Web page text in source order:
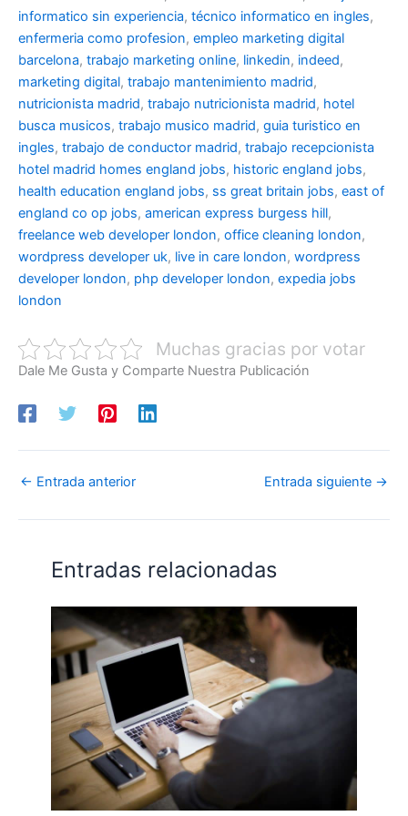
informatico sin experiencia, técnico informatico en ingles,
enfermeria como profesion, empleo marketing digital
barcelona, trabajo marketing online, linkedin, indeed,
marketing digital, trabajo mantenimiento madrid,
nutricionista madrid, trabajo nutricionista madrid, hotel
busca musicos, trabajo musico madrid, guia turistico en
ingles, trabajo de conductor madrid, trabajo recepcionista
hotel madrid homes england jobs, historic england jobs,
health education england jobs, ss great britain jobs, east of
england co op jobs, american express burgess hill,
freelance web developer london, office cleaning london,
wordpress developer uk, live in care london, wordpress
developer london, php developer london, expedia jobs
london
Muchas gracias por votar
Dale Me Gusta y Comparte Nuestra Publicación
← Entrada anterior Entrada siguiente →
Entradas relacionadas